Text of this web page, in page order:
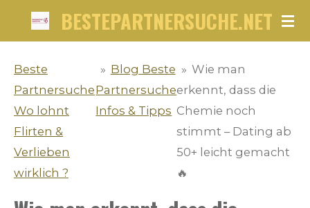
BESTEPARTNERSUCHE.NET
Beste
Partnersuche
Wo lohnt
Flirten &
Verlieben
wirklich ?
» Blog Beste
Partnersuche
Infos & Tipps
» Wie man
erkennt, dass die
Chemie noch
stimmt – Dating ab
50+ leicht gemacht
🔥